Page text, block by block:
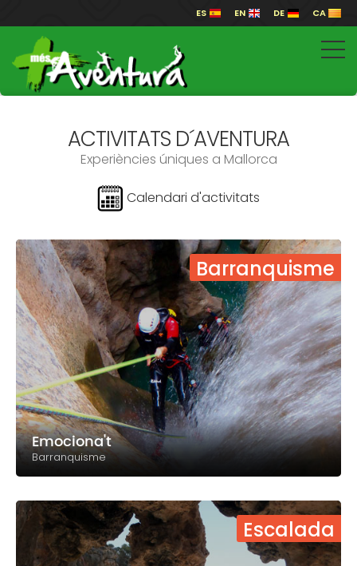
ES EN DE CA
ACTIVITATS D´AVENTURA
Experiències úniques a Mallorca
Calendari d'activitats
Barranquisme
Emociona't
Barranquisme
Escalada